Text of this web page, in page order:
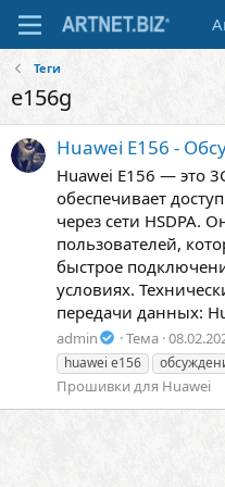
Теги
e156g
Huawei E156 -
Huawei E156 — это
обеспечивает
через сети HSDPA.
пользователей,
быстрое
условиях.
передачи данных:
admin Тема
huawei e156
Прошивки для Huawei